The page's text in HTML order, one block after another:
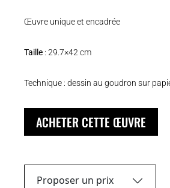
Œuvre unique et encadrée
Taille : 29.7×42 cm
Technique : dessin au goudron sur
ACHETER CETTE ŒUVRE
Proposer un prix